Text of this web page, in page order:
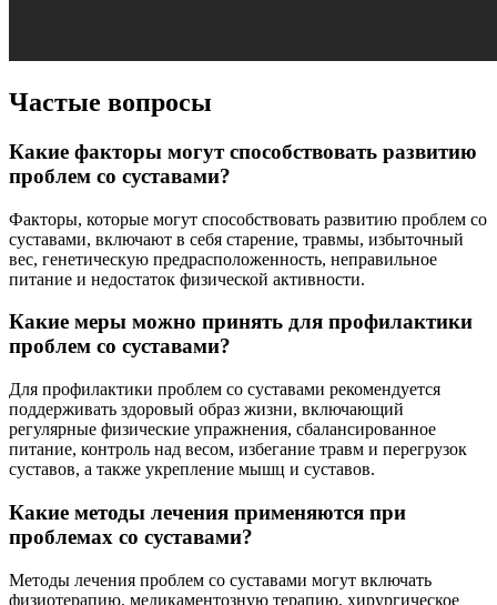
Частые вопросы
Какие факторы могут способствовать развитию
проблем со суставами?
Факторы, которые могут способствовать развитию проблем со
суставами, включают в себя старение, травмы, избыточный
вес, генетическую предрасположенность, неправильное
питание и недостаток физической активности.
Какие меры можно принять для профилактики
проблем со суставами?
Для профилактики проблем со суставами рекомендуется
поддерживать здоровый образ жизни, включающий
регулярные физические упражнения, сбалансированное
питание, контроль над весом, избегание травм и перегрузок
суставов, а также укрепление мышц и суставов.
Какие методы лечения применяются при
проблемах со суставами?
Методы лечения проблем со суставами могут включать
физиотерапию, медикаментозную терапию, хирургическое